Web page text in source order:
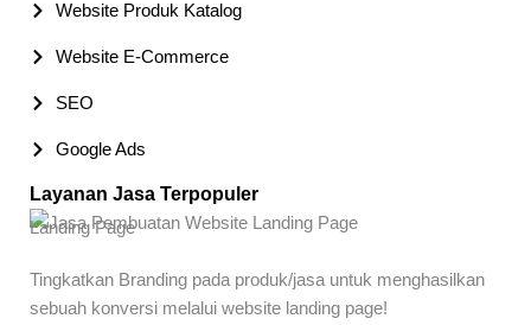
Website Produk Katalog
Website E-Commerce
SEO
Google Ads
Layanan Jasa Terpopuler
Landing Page
Tingkatkan Branding pada produk/jasa untuk menghasilkan
sebuah konversi melalui website landing page!